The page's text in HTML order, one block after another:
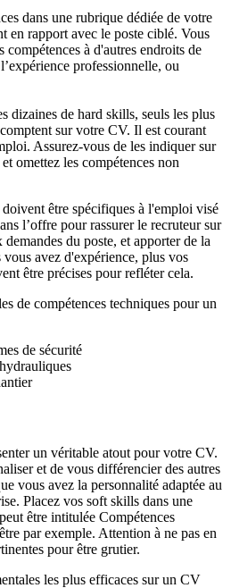
dans une rubrique dédiée de votre
en rapport avec le poste ciblé. Vous
à d'autres endroits de
professionnelle, ou
dizaines de hard skills, seuls les plus
sur votre CV. Il est courant
Assurez-vous de les indiquer sur
omettez les compétences non
être spécifiques à l'emploi visé
l’offre pour rassurer le recruteur sur
du poste, et apporter de la
avez d'expérience, plus vos
être précises pour refléter cela.
de compétences techniques pour un
de sécurité
un véritable atout pour votre CV.
et de vous différencier des autres
vous avez la personnalité adaptée au
Placez vos soft skills dans une
être intitulée Compétences
par exemple. Attention à ne pas en
pour être grutier.
les plus efficaces sur un CV